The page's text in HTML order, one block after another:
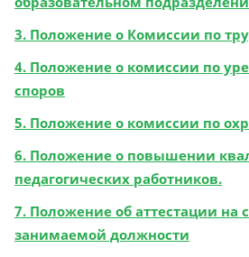
3. Положение о Комиссии по
4. Положение о комиссии по
споров
5. Положение о комиссии по
6. Положение о повышении
педагогических работников.
7. Положение об аттестации на
занимаемой должности